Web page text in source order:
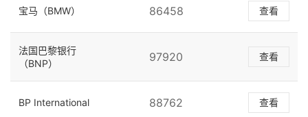
宝马（BMW） 86458 查看
法国巴黎银行
（BNP）
97920 查看
BP International 88762 查看